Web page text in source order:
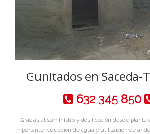
Gunitados en Saceda-
632 345 850
Gracias al suministro y dosificación desde planta
importante reducción de agua y utilización de